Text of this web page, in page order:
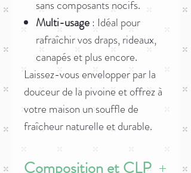
sans composants nocifs.
Multi-usage: Idéal pour
rafraîchir vos draps, rideaux,
canapés et plus encore.
Laissez-vous envelopper par la
douceur de la pivoine et offrez à
votre maison un souffle de
fraîcheur naturelle et durable.
Composition et CLP